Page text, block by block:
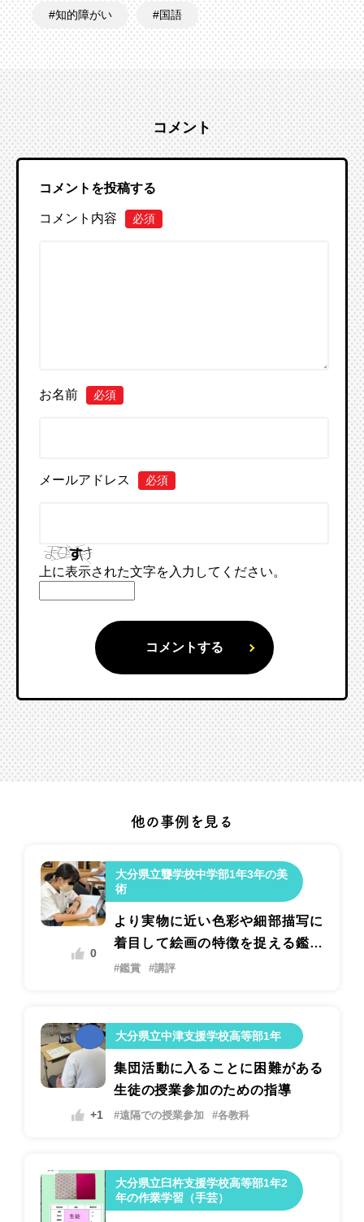
知的障がい 国語
コメント
コメントを投稿する
コメント内容 必須
お名前 必須
メールアドレス 必須
上に表示された文字を入力してください。
他の事例を見る
大分県立聾学校中学部1年3年の美
術
0
より実物に近い色彩や細部描写に
着目して絵画の特徴を捉える鑑賞
の指導
#鑑賞 #講評
大分県立中津支援学校高等部1年
+1
集団活動に入ることに困難がある
生徒の授業参加のための指導
#遠隔での授業参加 #各教科
大分県立臼杵支援学校高等部1年2
年の作業学習（手芸）